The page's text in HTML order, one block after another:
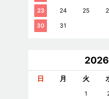
23 24 25
30 31
日 月 火
1